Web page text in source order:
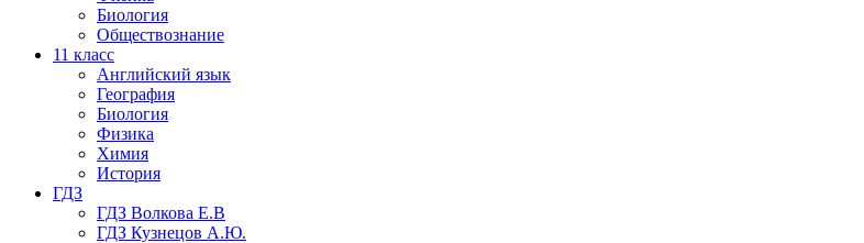
Биология
Обществознание
11 класс
Английский язык
География
Биология
Физика
Химия
История
ГДЗ
ГДЗ Волкова Е.В
ГДЗ Кузнецов А.Ю.